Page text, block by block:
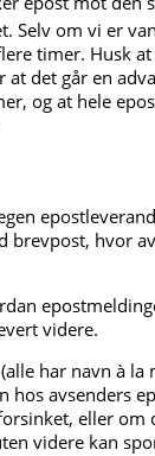
Selv om vi er
timer. Husk
det går en
og at hele
brevpost, hvor
videre.
har navn à la
hos avsenders
eller
videre kan